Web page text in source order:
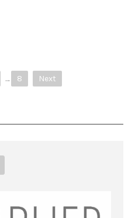
… 8 Next